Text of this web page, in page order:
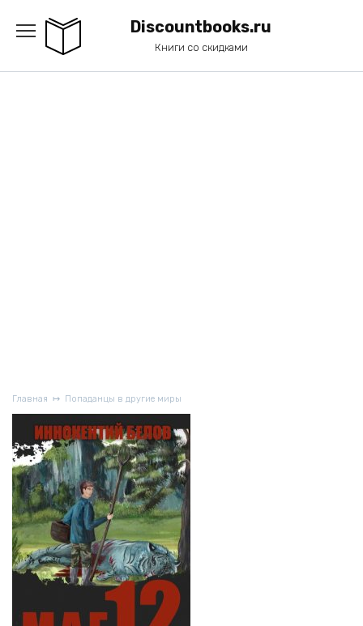
содержанию
Discountbooks.ru
Книги со скидками
Главная Попаданцы в другие миры